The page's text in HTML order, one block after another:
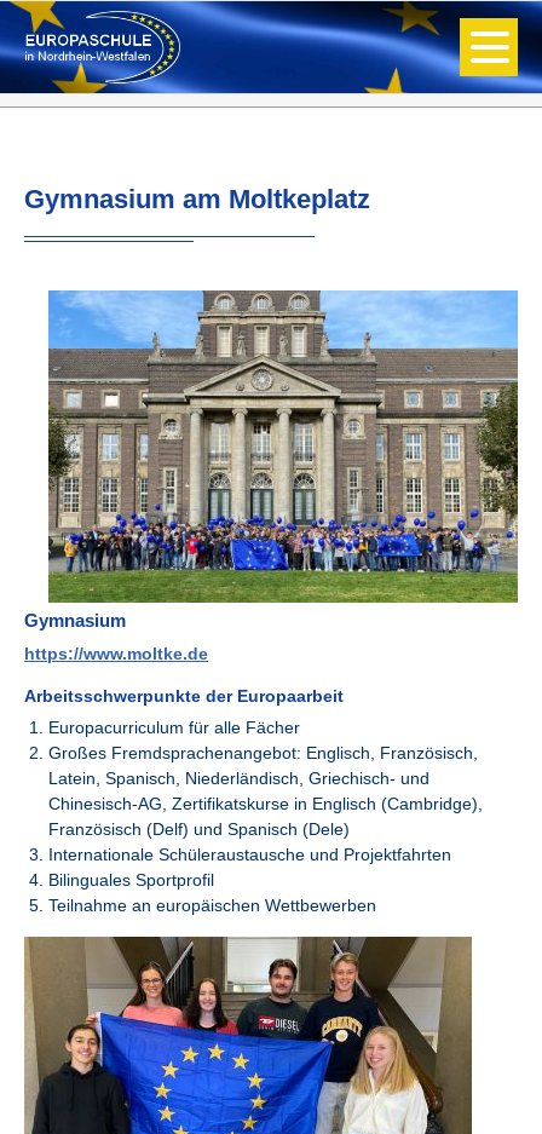
Gymnasium am Moltkeplatz
Gymnasium
https://www.moltke.de
Arbeitsschwerpunkte der Europaarbeit
Europacurriculum für alle Fächer
Großes Fremdsprachenangebot: Englisch, Französisch,
Latein, Spanisch, Niederländisch, Griechisch- und
Chinesisch-AG, Zertifikatskurse in Englisch (Cambridge),
Französisch (Delf) und Spanisch (Dele)
Internationale Schüleraustausche und Projektfahrten
Bilinguales Sportprofil
Teilnahme an europäischen Wettbewerben